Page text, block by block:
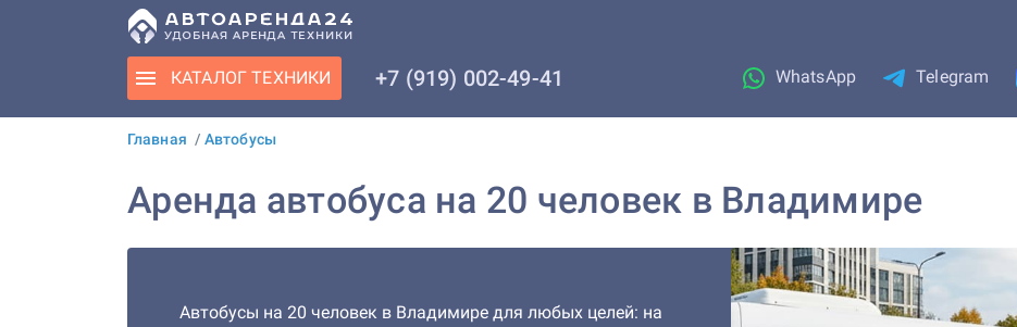
КАТАЛОГ ТЕХНИКИ +7 (919) 002-49-41 WhatsApp Telegram
Главная / Автобусы
Аренда автобуса на 20 человек в Владимире
Автобусы на 20 человек в Владимире для любых целей: на